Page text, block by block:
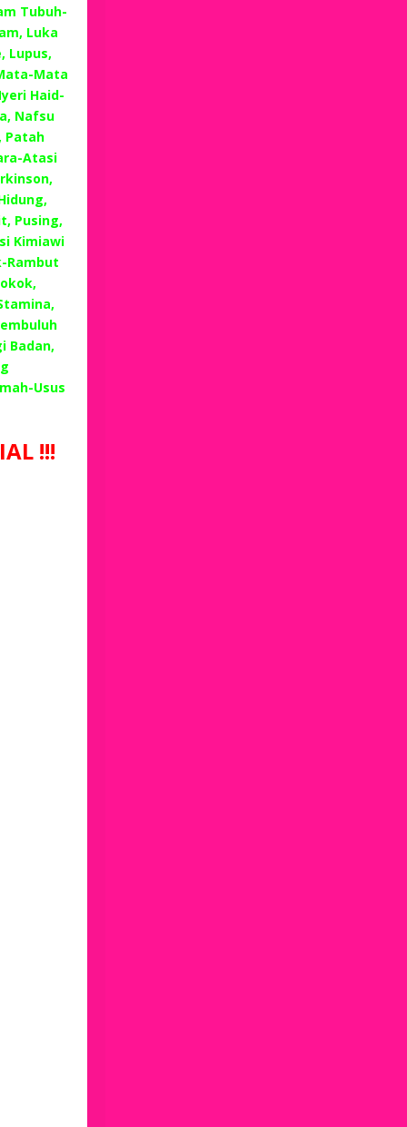
Tubuh-
Luka
Lupus,
Mata
Haid-
Nafsu
Patah
Atasi
Pusing,
Kimiawi
Rambut
Badan,
Usus
!!!